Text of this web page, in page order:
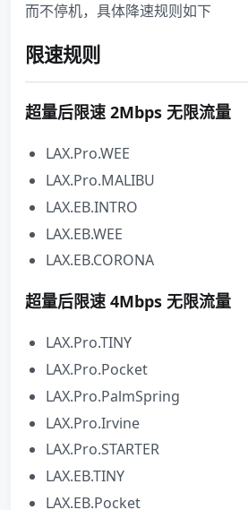
而不停机，具体降速规则如下
限速规则
超量后限速 2Mbps 无限流量
LAX.Pro.WEE
LAX.Pro.MALIBU
LAX.EB.INTRO
LAX.EB.WEE
LAX.EB.CORONA
超量后限速 4Mbps 无限流量
LAX.Pro.TINY
LAX.Pro.Pocket
LAX.Pro.PalmSpring
LAX.Pro.Irvine
LAX.Pro.STARTER
LAX.EB.TINY
LAX.EB.Pocket